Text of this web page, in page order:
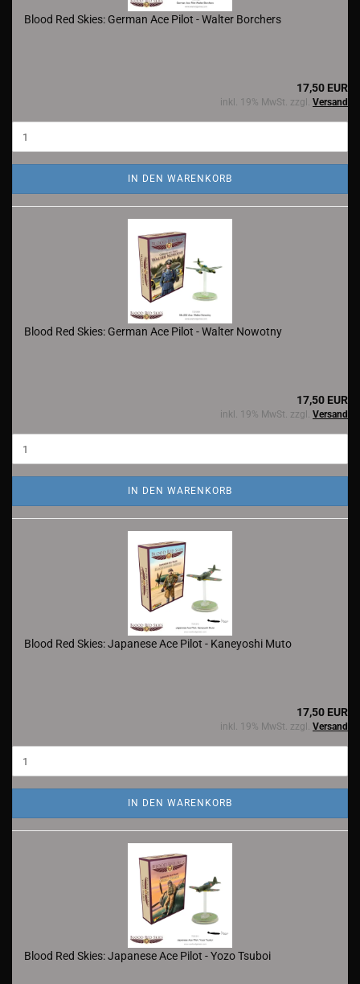
Blood Red Skies: German Ace Pilot - Walter Borchers
17,50 EUR
inkl. 19% MwSt. zzgl. Versand
IN DEN WARENKORB
Blood Red Skies: German Ace Pilot - Walter Nowotny
17,50 EUR
inkl. 19% MwSt. zzgl. Versand
IN DEN WARENKORB
Blood Red Skies: Japanese Ace Pilot - Kaneyoshi Muto
17,50 EUR
inkl. 19% MwSt. zzgl. Versand
IN DEN WARENKORB
Blood Red Skies: Japanese Ace Pilot - Yozo Tsuboi